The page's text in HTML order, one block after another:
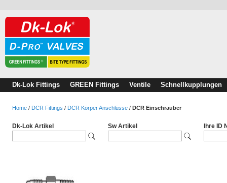
Dk-Lok Fittings GREEN Fittings Ventile Schnellkupplungen
Home / DCR Fittings / DCR Körper Anschlüsse / DCR Einschrauber
Dk-Lok Artikel Sw Artikel Ihre ID